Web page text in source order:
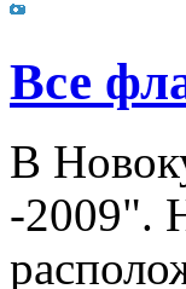
Все
В
-2009".